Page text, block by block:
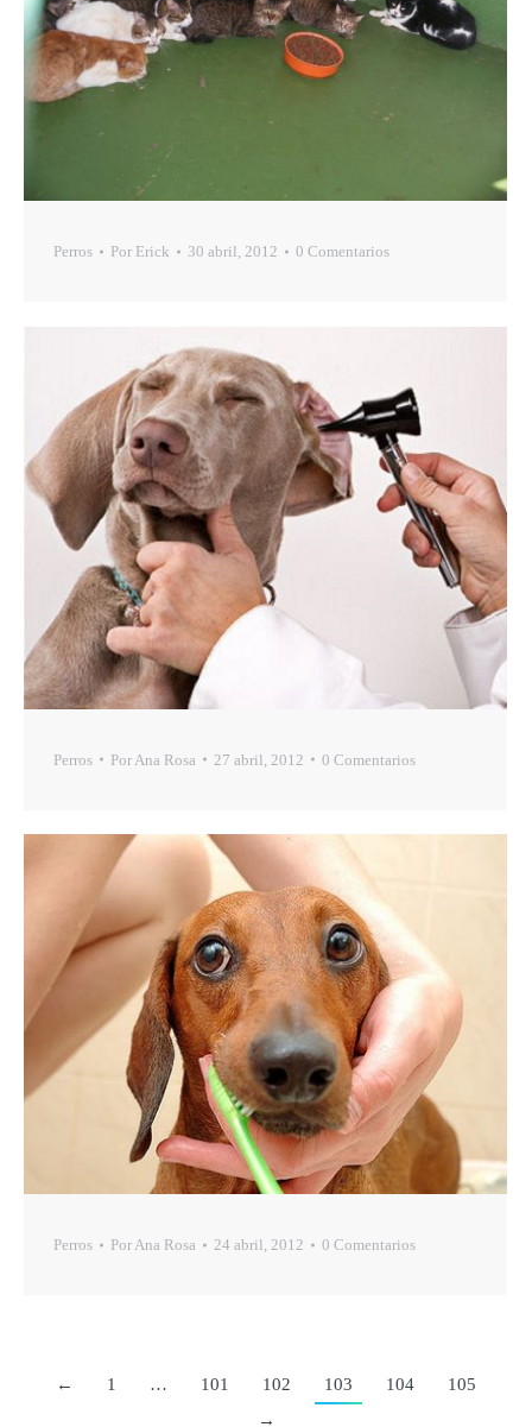
Perros Por Erick 30 abril, 2012 0 Comentarios
Perros Por Ana Rosa 27 abril, 2012 0 Comentarios
Perros PorAna Rosa 24 abril, 2012 0 Comentarios
← 1 … 101 102 103 104
105
→